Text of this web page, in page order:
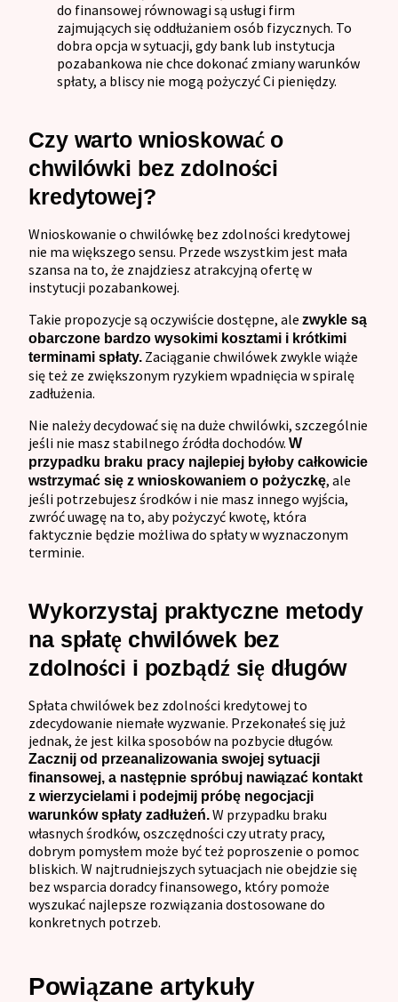
do finansowej równowagi są usługi firm
zajmujących się oddłużaniem osób fizycznych. To
dobra opcja w sytuacji, gdy bank lub instytucja
pozabankowa nie chce dokonać zmiany warunków
spłaty, a bliscy nie mogą pożyczyć Ci pieniędzy.
Czy warto wnioskować o
chwilówki bez zdolności
kredytowej?
Wnioskowanie o chwilówkę bez zdolności kredytowej
nie ma większego sensu. Przede wszystkim jest mała
szansa na to, że znajdziesz atrakcyjną ofertę w
instytucji pozabankowej.
Takie propozycje są oczywiście dostępne, ale zwykle są
obarczone bardzo wysokimi kosztami i krótkimi
terminami spłaty. Zaciąganie chwilówek zwykle wiąże
się też ze zwiększonym ryzykiem wpadnięcia w spiralę
zadłużenia.
Nie należy decydować się na duże chwilówki, szczególnie
jeśli nie masz stabilnego źródła dochodów. W
przypadku braku pracy najlepiej byłoby całkowicie
wstrzymać się z wnioskowaniem o pożyczkę, ale
jeśli potrzebujesz środków i nie masz innego wyjścia,
zwróć uwagę na to, aby pożyczyć kwotę, która
faktycznie będzie możliwa do spłaty w wyznaczonym
terminie.
Wykorzystaj praktyczne metody
na spłatę chwilówek bez
zdolności i pozbądź się długów
Spłata chwilówek bez zdolności kredytowej to
zdecydowanie niemałe wyzwanie. Przekonałeś się już
jednak, że jest kilka sposobów na pozbycie długów.
Zacznij od przeanalizowania swojej sytuacji
finansowej, a następnie spróbuj nawiązać kontakt
z wierzycielami i podejmij próbę negocjacji
warunków spłaty zadłużeń.W przypadku braku
własnych środków, oszczędności czy utraty pracy,
dobrym pomysłem może być też poproszenie o pomoc
bliskich. W najtrudniejszych sytuacjach nie obejdzie się
bez wsparcia doradcy finansowego, który pomoże
wyszukać najlepsze rozwiązania dostosowane do
konkretnych potrzeb.
Powiązane artykuły